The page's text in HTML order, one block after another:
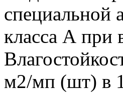
специальной
класса А при
м2/мп (шт) в